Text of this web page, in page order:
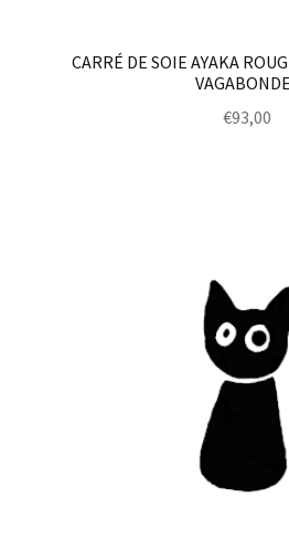
CARRÉ DE SOIE AYAKA
€93,00